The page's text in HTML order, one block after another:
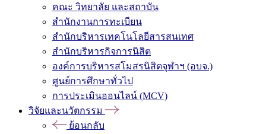
คณะ วิทยาลัย และสถาบัน
สำนักงานการทะเบียน
สำนักบริหารเทคโนโลยีสารสนเทศ
สำนักบริหารกิจการนิสิต
องค์การบริหารสโมสรนิสิตจุฬาฯ (อบจ.)
ศูนย์การศึกษาทั่วไป
การประเมินออนไลน์ (MCV)
วิจัยและนวัตกรรม
ย้อนกลับ